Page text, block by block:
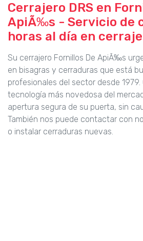
Cerrajero DRS en
ApiÃ‰s - Servicio de
horas al día en
Su cerrajero Fornillos De ApiÃ‰s
en bisagras y cerraduras que está
profesionales del sector desde
tecnología más novedosa del
apertura segura de su puerta, sin
También nos puede contactar con
o instalar cerraduras nuevas.